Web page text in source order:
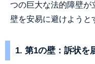
つの巨大な法的障壁が
壁を安易に避けようと
1. 第1の壁：訴状を